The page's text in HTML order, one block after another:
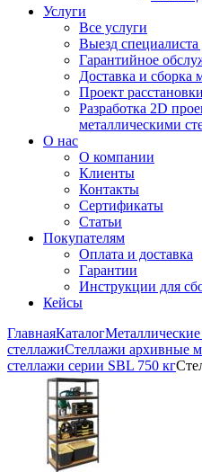
Услуги
Все услуги
Выезд специалиста
Гарантийное
Доставка и сборка
Проект
Разработка 2D
металлическими
О нас
О компании
Клиенты
Контакты
Сертификаты
Статьи
Покупателям
Оплата и доставка
Гарантии
Инструкции для
Кейсы
ГлавнаяКаталог
стеллажиСтеллажи архивные
стеллажи серии SBL 750 кг